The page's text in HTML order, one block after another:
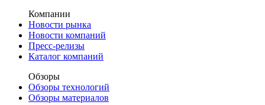
Компании
Новости рынка
Новости компаний
Пресс-релизы
Каталог компаний
Обзоры
Обзоры технологий
Обзоры материалов